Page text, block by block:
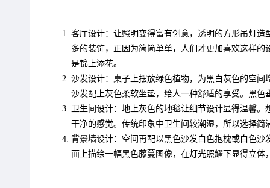
客厅设计：让照明变得富有创意，透明的方形吊灯
多的装饰，正因为简简单单，人们才更加喜欢这样
是锦上添花。
沙发设计：桌子上摆放绿色植物，为黑白灰色的空
沙发配上灰色柔软坐垫，给人一种舒适的享受。黑色
卫生间设计：地上灰色的地毯让细节设计显得温馨
干净的感觉。传统印象中卫生间较潮湿，所以选择简
背景墙设计：空间再配以黑色沙发白色抱枕或白色
面上描绘一幅黑色藤蔓图像，在灯光照耀下显得立体